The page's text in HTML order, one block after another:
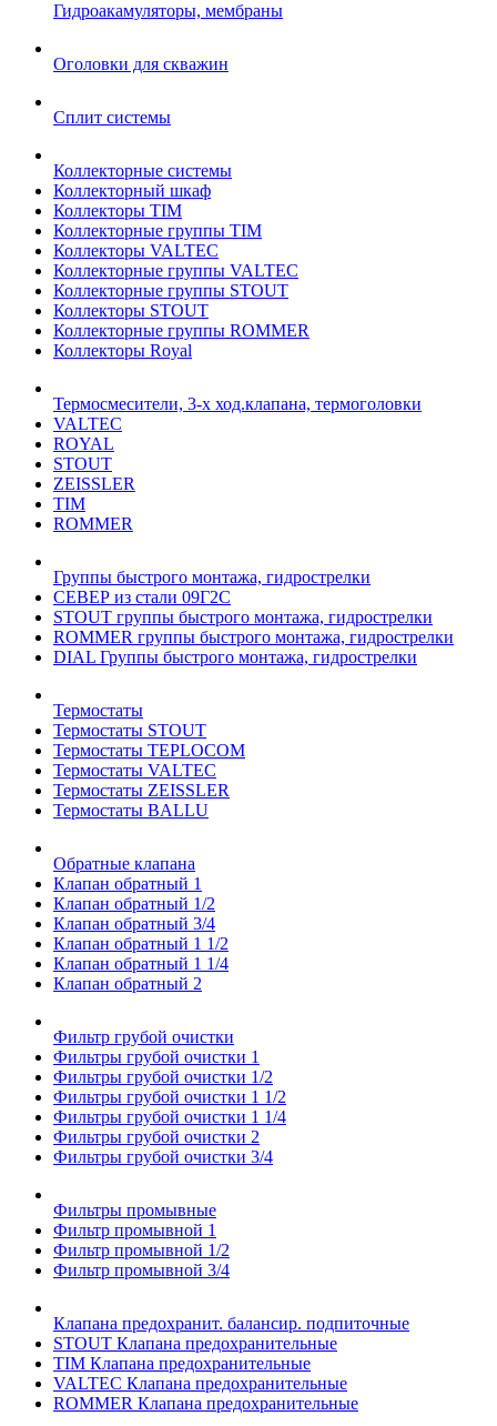
Гидроакамуляторы, мембраны
Оголовки для скважин
Сплит системы
Коллекторные системы
Коллекторный шкаф
Коллекторы TIM
Коллекторные группы TIM
Коллекторы VALTEC
Коллекторные группы VALTEC
Коллекторные группы STOUT
Коллекторы STOUT
Коллекторные группы ROMMER
Коллекторы Royal
Термосмесители, 3-х ход.клапана, термоголовки
VALTEC
ROYAL
STOUT
ZEISSLER
TIM
ROMMER
Группы быстрого монтажа, гидрострелки
СЕВЕР из стали 09Г2С
STOUT группы быстрого монтажа, гидрострелки
ROMMER группы быстрого монтажа, гидрострелки
DIAL Группы быстрого монтажа, гидрострелки
Термостаты
Термостаты STOUT
Термостаты TEPLOCOM
Термостаты VALTEC
Термостаты ZEISSLER
Термостаты BALLU
Обратные клапана
Клапан обратный 1
Клапан обратный 1/2
Клапан обратный 3/4
Клапан обратный 1 1/2
Клапан обратный 1 1/4
Клапан обратный 2
Фильтр грубой очистки
Фильтры грубой очистки 1
Фильтры грубой очистки 1/2
Фильтры грубой очистки 1 1/2
Фильтры грубой очистки 1 1/4
Фильтры грубой очистки 2
Фильтры грубой очистки 3/4
Фильтры промывные
Фильтр промывной 1
Фильтр промывной 1/2
Фильтр промывной 3/4
Клапана предохранит. балансир. подпиточные
STOUT Клапана предохранительные
TIM Клапана предохранительные
VALTEC Клапана предохранительные
ROMMER Клапана предохранительные